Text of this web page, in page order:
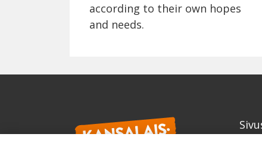
according to their own hopes
and needs.